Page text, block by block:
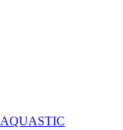
AQUASTIC